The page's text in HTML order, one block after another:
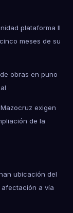
plataforma II
meses de su
obras en puno
exigen
de la
ubicación del
a vía